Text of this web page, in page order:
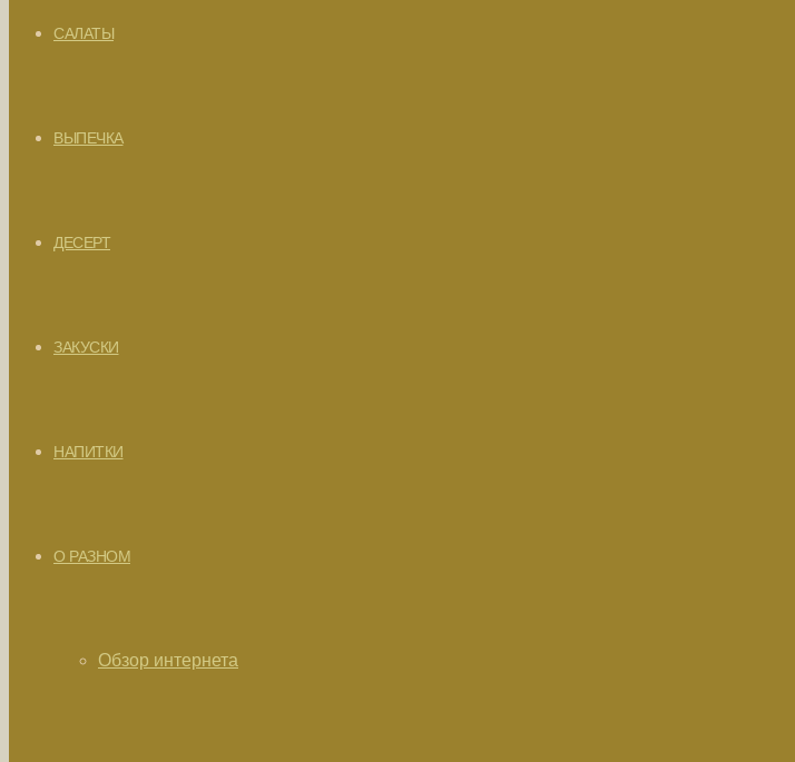
САЛАТЫ
ВЫПЕЧКА
ДЕСЕРТ
ЗАКУСКИ
НАПИТКИ
О РАЗНОМ
Обзор интернета